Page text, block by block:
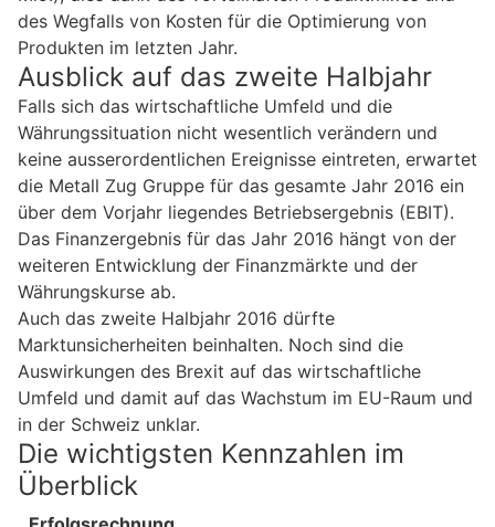
des Wegfalls von Kosten für die Optimierung von
Produkten im letzten Jahr.
Ausblick auf das zweite Halbjahr
Falls sich das wirtschaftliche Umfeld und die
Währungssituation nicht wesentlich verändern und
keine ausserordentlichen Ereignisse eintreten, erwartet
die Metall Zug Gruppe für das gesamte Jahr 2016 ein
über dem Vorjahr liegendes Betriebsergebnis (EBIT).
Das Finanzergebnis für das Jahr 2016 hängt von der
weiteren Entwicklung der Finanzmärkte und der
Währungskurse ab.
Auch das zweite Halbjahr 2016 dürfte
Marktunsicherheiten beinhalten. Noch sind die
Auswirkungen des Brexit auf das wirtschaftliche
Umfeld und damit auf das Wachstum im EU-Raum und
in der Schweiz unklar.
Die wichtigsten Kennzahlen im
Überblick